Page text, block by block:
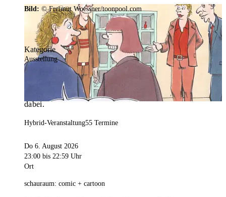
Veranstaltungskalender der
Region
Mit weit über 4.000 Terminen ist der
Veranstaltungskalender der Stadt Dortmund der
umfangreichste der Region. Hier ist für alle was
dabei.
Bild: © Freimut Woessner/toonpool.com
Kategorie
Ausstellung
Hybrid-Veranstaltung55 Termine
Do 6. August 2026
23:00 bis 22:59 Uhr
Ort
schauraum: comic + cartoon